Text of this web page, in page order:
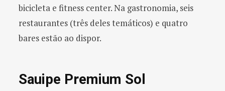
bicicleta e fitness center. Na gastronomia, seis
restaurantes (três deles temáticos) e quatro
bares estão ao dispor.
Sauipe Premium Sol